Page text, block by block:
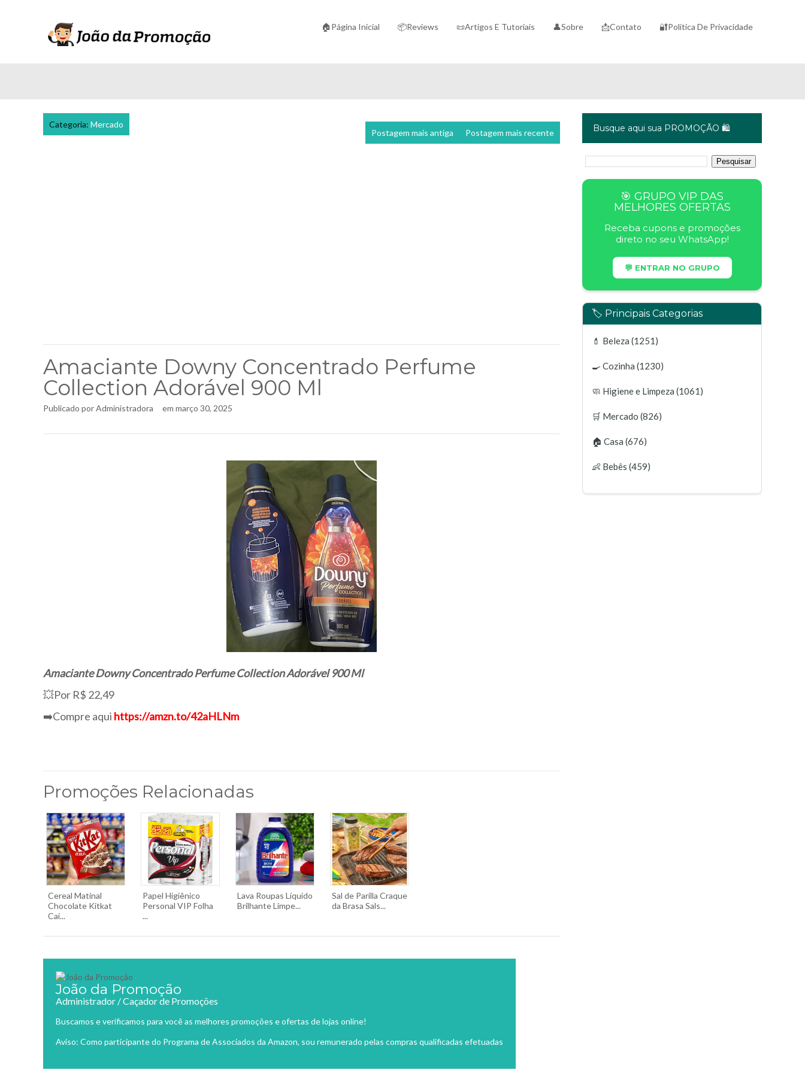
🏠Página Inicial 📦Reviews 📜Artigos E Tutoriais 👤Sobre 📩Contato 🔐Política De Privacidade
Categoria: Mercado
Postagem mais recente
Postagem mais antiga
Amaciante Downy Concentrado Perfume
Collection Adorável 900 Ml
Publicado porAdministradora em março 30, 2025
Amaciante Downy Concentrado Perfume Collection Adorável 900 Ml
💥Por R$ 22,49
➡️Compre aqui https://amzn.to/42aHLNm
Promoções Relacionadas
Cereal Matinal
Chocolate Kitkat
Cai...
Papel Higiênico
Personal VIP Folha
...
Lava Roupas Líquido
Brilhante Limpe...
Sal de Parilla Craque
da Brasa Sals...
João da Promoção
Administrador / Caçador de Promoções
Buscamos e verificamos para você as melhores promoções e ofertas de lojas online!
Aviso: Como participante do Programa de Associados da Amazon, sou remunerado pelas compras qualificadas efetuadas
Busque aqui sua PROMOÇÃO 🛍️
🎯 GRUPO VIP DAS
MELHORES OFERTAS
Receba cupons e promoções
direto no seu WhatsApp!
💬 ENTRAR NO GRUPO
🏷️ Principais Categorias
💄 Beleza (1251)
🍳 Cozinha (1230)
🧼 Higiene e Limpeza (1061)
🛒 Mercado (826)
🏠 Casa (676)
👶 Bebês (459)